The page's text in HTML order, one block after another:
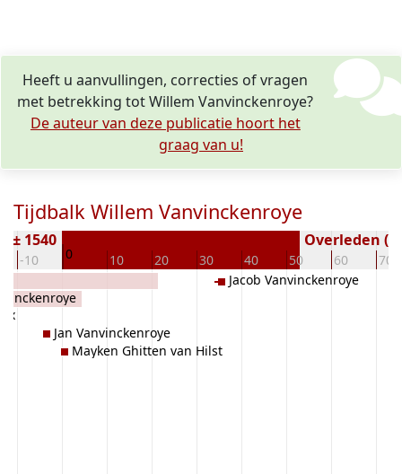
Heeft u aanvullingen, correcties of vragen
met betrekking tot Willem Vanvinckenroye?
De auteur van deze publicatie hoort het
graag van u!
Tijdbalk Willem Vanvinckenroye
-10 0 10 20 30 40 50 60 70
± 1540 Overleden (
Jan Vanvinckenroye
Mayken Ghitten van Hilst
Jacob Vanvinckenroye